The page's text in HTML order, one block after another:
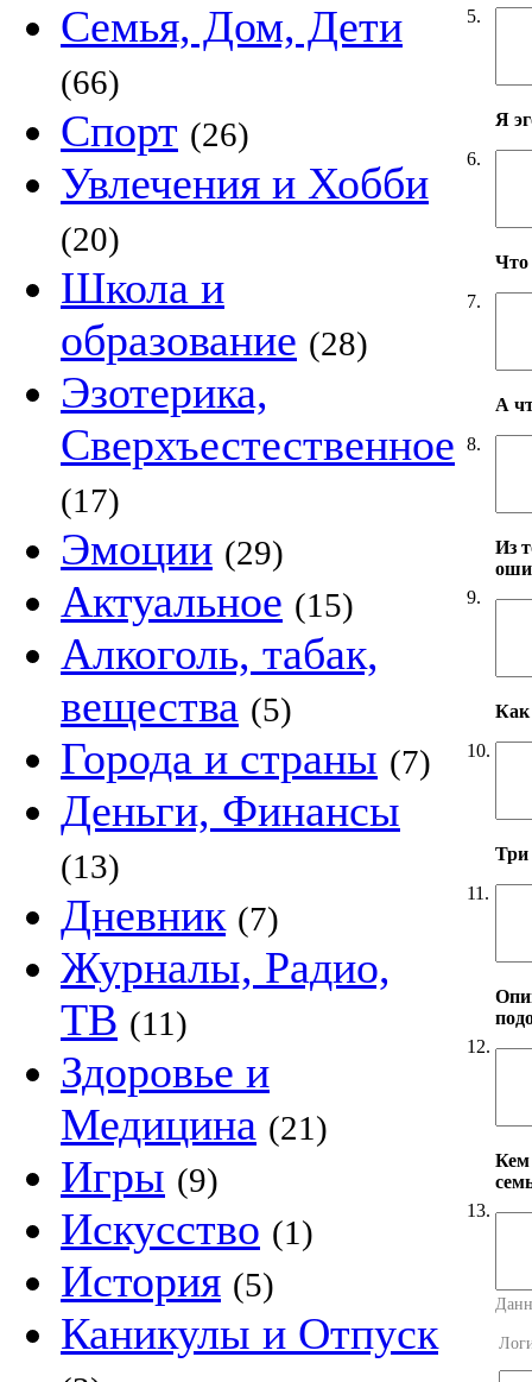
Семья, Дом, Дети
(66)
Спорт (26)
Увлечения и Хобби
(20)
Школа и
образование (28)
Эзотерика,
Сверхъестественное
(17)
Эмоции (29)
Актуальное (15)
Алкоголь, табак,
вещества (5)
Города и страны (7)
Деньги, Финансы
(13)
Дневник (7)
Журналы, Радио,
ТВ (11)
Здоровье и
Медицина (21)
Игры (9)
Искусство (1)
История (5)
Каникулы и Отпуск
5.
6.
Я
7.
Что
8.
А
9.
Из
10.
Как
11.
Три
12.
13.
Кем